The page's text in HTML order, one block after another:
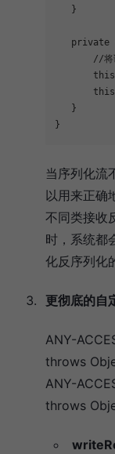
}
private
//将
this
this
}
}
当序列化流
以用来正确
不同类接收
时，系统都
化反序列化
更彻底的自
ANY-
throws
ANY-
throws